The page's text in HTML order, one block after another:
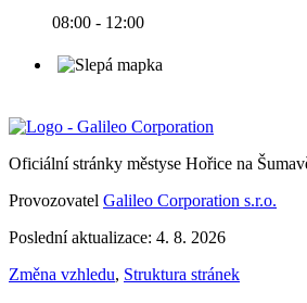
08:00 - 12:00
Oficiální stránky městyse Hořice na
Provozovatel Galileo Corporation s.r.o.
Poslední aktualizace: 4. 8. 2026
Změna vzhledu, Struktura stránek